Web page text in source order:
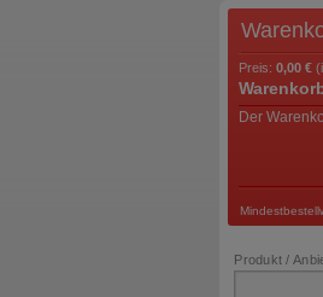
Preis: 0,00 €
Der
Produkt /